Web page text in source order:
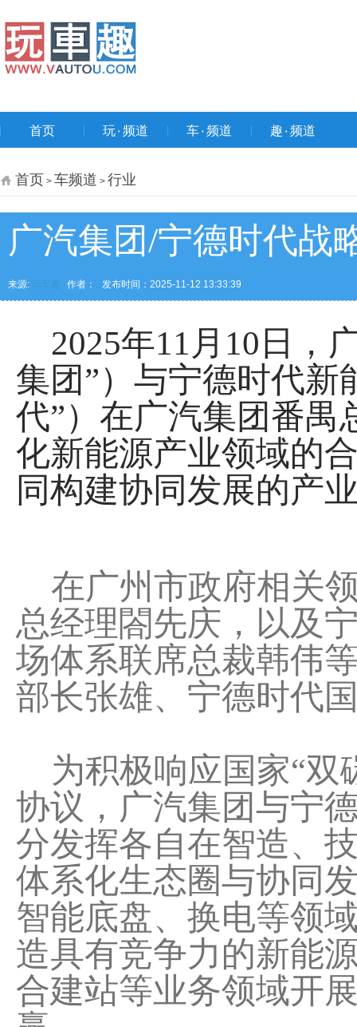
首页 玩۰频道 车۰频道 趣۰频道
首页 > 车频道 > 行业
广汽集团/宁德时代战
来源: 玩车趣 作者： 发布时间：2025-11-12 13:33:39
2025年11月10日，
集团”）与宁德时代新
代”）在广汽集团番禺
化新能源产业领域的
同构建协同发展的产
在广州市政府相关
总经理閤先庆，以及
场体系联席总裁韩伟
部长张雄、宁德时代
为积极响应国家“双
协议，广汽集团与宁
分发挥各自在智造、
体系化生态圈与协同
智能底盘、换电等领
造具有竞争力的新能
合建站等业务领域开